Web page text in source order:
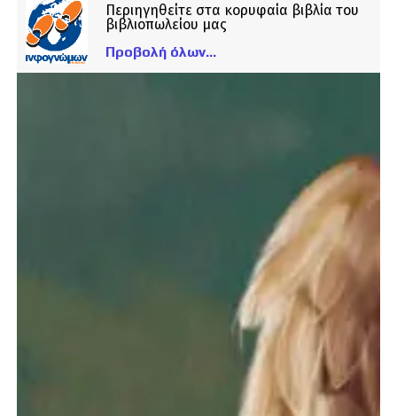
Περιηγηθείτε στα κορυφαία βιβλία του
βιβλιοπωλείου μας
Προβολή όλων